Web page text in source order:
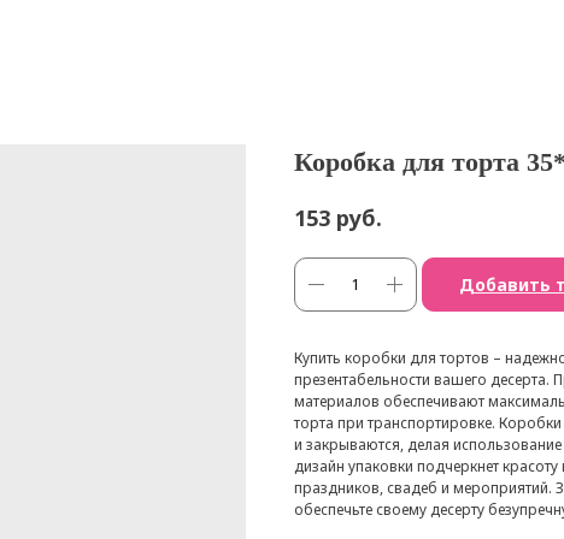
Коробка для торта
153 руб.
Добавить
Купить коробки для тортов –
презентабельности вашего
материалов обеспечивают
торта при транспортировке.
и закрываются, делая
дизайн упаковки подчеркнет
праздников, свадеб и мероприятий.
обеспечьте своему десерту